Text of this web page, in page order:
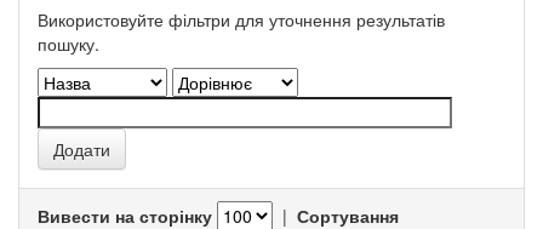
Використовуйте фільтри для уточнення результатів
пошуку.
Вивести на сторінку | Сортування